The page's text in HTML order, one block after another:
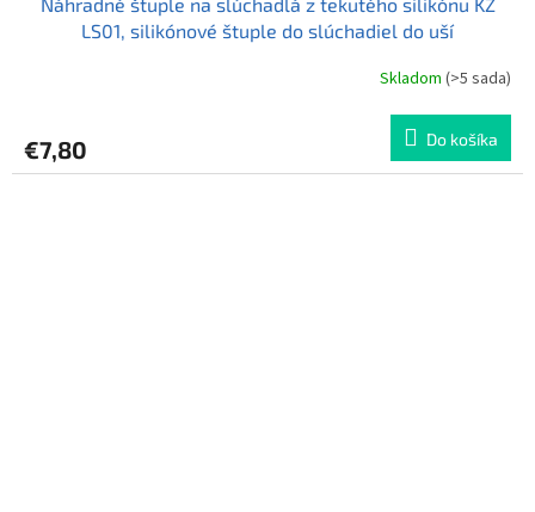
LS01, silikónové štuple do slúchadiel do uší
Skladom (>5 sada)
€7,80 Do košíka